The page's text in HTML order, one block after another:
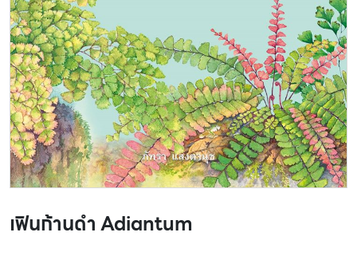
เฟินก้านดำ Adiantum